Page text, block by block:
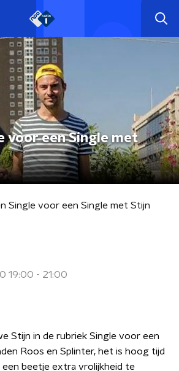
voor een Single met
Single voor een Single met Stijn
19:00 - 21:00
Stijn in de rubriek Single voor een
Roos en Splinter, het is hoog tijd
een beetje extra vrolijkheid te